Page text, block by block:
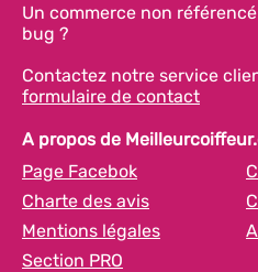
Un commerce non
bug ?
Contactez notre service
formulaire de contact
A propos de
Page Facebok
Charte des avis
Mentions légales
Section PRO